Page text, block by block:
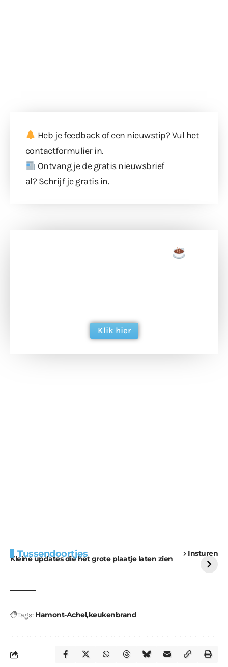
Heb je feedback of een nieuwstip? Vul het
contactformulierin.
Ontvang je de gratis nieuwsbrief
al? Schrijf je gratis in.
Klik hier
Tussendoortjes Insturen
Kleine updates die het grote plaatje laten zien
voor kabouters
uitdaging
Tags: Hamont-Achelkeukenbrand